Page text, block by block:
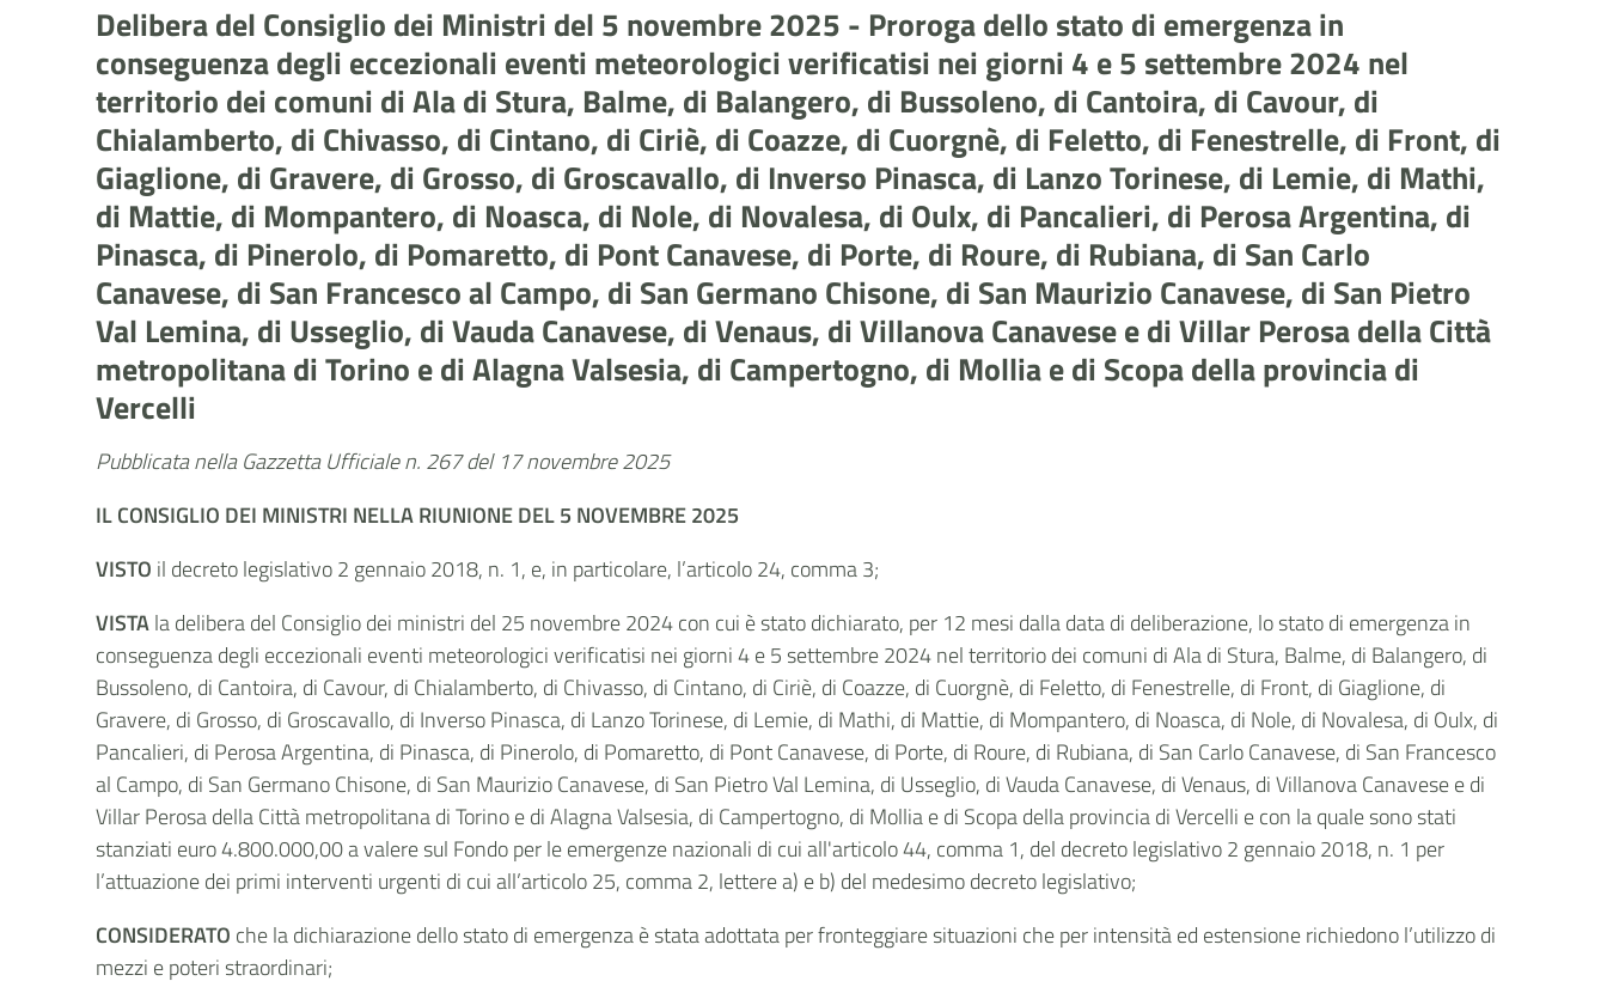
Delibera del Consiglio dei Ministri del 5 novembre 2025 - Proroga dello stato di emergenza in
conseguenza degli eccezionali eventi meteorologici verificatisi nei giorni 4 e 5 settembre 2024 nel
territorio dei comuni di Ala di Stura, Balme, di Balangero, di Bussoleno, di Cantoira, di Cavour, di
Chialamberto, di Chivasso, di Cintano, di Ciriè, di Coazze, di Cuorgnè, di Feletto, di Fenestrelle, di Front, di
Giaglione, di Gravere, di Grosso, di Groscavallo, di Inverso Pinasca, di Lanzo Torinese, di Lemie, di Mathi,
di Mattie, di Mompantero, di Noasca, di Nole, di Novalesa, di Oulx, di Pancalieri, di Perosa Argentina, di
Pinasca, di Pinerolo, di Pomaretto, di Pont Canavese, di Porte, di Roure, di Rubiana, di San Carlo
Canavese, di San Francesco al Campo, di San Germano Chisone, di San Maurizio Canavese, di San Pietro
Val Lemina, di Usseglio, di Vauda Canavese, di Venaus, di Villanova Canavese e di Villar Perosa della Città
metropolitana di Torino e di Alagna Valsesia, di Campertogno, di Mollia e di Scopa della provincia di
Vercelli
Pubblicata nella Gazzetta Ufficiale n. 267 del 17 novembre 2025
IL CONSIGLIO DEI MINISTRI NELLA RIUNIONE DEL 5 NOVEMBRE 2025
VISTO il decreto legislativo 2 gennaio 2018, n. 1, e, in particolare, l’articolo 24, comma 3;
VISTAla delibera del Consiglio dei ministri del 25 novembre 2024 con cui è stato dichiarato, per 12 mesi dalla data di deliberazione, lo stato di emergenza in
conseguenza degli eccezionali eventi meteorologici verificatisi nei giorni 4 e 5 settembre 2024 nel territorio dei comuni di Ala di Stura, Balme, di Balangero, di
Bussoleno, di Cantoira, di Cavour, di Chialamberto, di Chivasso, di Cintano, di Ciriè, di Coazze, di Cuorgnè, di Feletto, di Fenestrelle, di Front, di Giaglione, di
Gravere, di Grosso, di Groscavallo, di Inverso Pinasca, di Lanzo Torinese, di Lemie, di Mathi, di Mattie, di Mompantero, di Noasca, di Nole, di Novalesa, di Oulx, di
Pancalieri, di Perosa Argentina, di Pinasca, di Pinerolo, di Pomaretto, di Pont Canavese, di Porte, di Roure, di Rubiana, di San Carlo Canavese, di San Francesco
al Campo, di San Germano Chisone, di San Maurizio Canavese, di San Pietro Val Lemina, di Usseglio, di Vauda Canavese, di Venaus, di Villanova Canavese e di
Villar Perosa della Città metropolitana di Torino e di Alagna Valsesia, di Campertogno, di Mollia e di Scopa della provincia di Vercelli e con la quale sono stati
stanziati euro 4.800.000,00 a valere sul Fondo per le emergenze nazionali di cui all'articolo 44, comma 1, del decreto legislativo 2 gennaio 2018, n. 1 per
l’attuazione dei primi interventi urgenti di cui all’articolo 25, comma 2, lettere a) e b) del medesimo decreto legislativo;
CONSIDERATO che la dichiarazione dello stato di emergenza è stata adottata per fronteggiare situazioni che per intensità ed estensione richiedono l’utilizzo di
mezzi e poteri straordinari;